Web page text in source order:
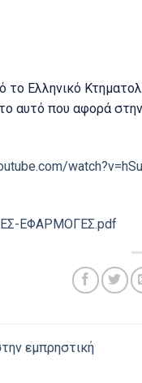
Ελληνικό
αυτό που αφορά
ΕΦΑΡΜΟΓΕΣ.pdf
εμπρηστική